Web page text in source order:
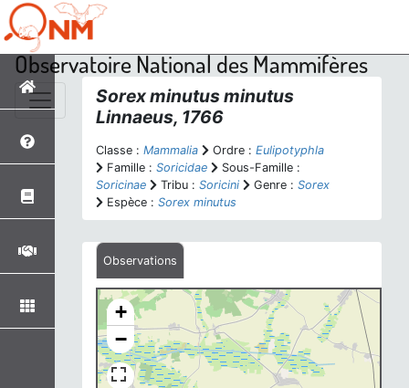
Observatoire National des Mammifères
Sorex minutus minutus
Linnaeus, 1766
Classe : Mammalia Ordre : Eulipotyphla
Famille : Soricidae
Sous-Famille :
Soricinae
Tribu : Soricini Genre : Sorex
Espèce : Sorex minutus
Observations
+
−